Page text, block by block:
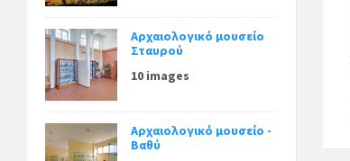
Αρχαιολογικό μουσείο
Σταυρού
10 images
Αρχαιολογικό μουσείο -
Βαθύ